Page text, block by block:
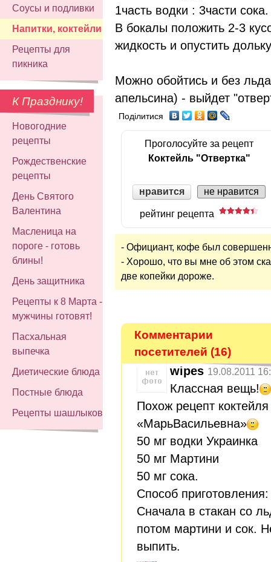
Соусы и подливки
Напитки, коктейли
Рецепты для
пикника
К Празднику!
Новогодние
рецепты
Рождественские
рецепты
День Святого
Валентина
Масленица на
пороге - готовь
блины!
День защитника
Рецепты к 8 Марта -
мужчины готовят!
Пасхальная
выпечка
Диетические блюда
Постные блюда
Рецепты шашлыков
1часть водки : 3части сока.
В бокалы положить 2-3
жидкость и опустить
Можно обойтись и без
апельсина) - выйдет
Поділитися
Проголосуйте за рецепт
Коктейль "Отвертка"
нравится не нравится
рейтинг рецепта
- Официант, кофе был
- Хорошо, что вы мне об этом
две копейки дороже.
Комментарии
посетителей (16)
wipes 19.08.2011
Классная вещь!
Похож рецепт
«МарьВасильевна»
50 мг водки Украинка
50 мг Мартини
50 мг сока.
Способ приготовления:
Сначала в стакан со
потом мартини и сок.
выпить.